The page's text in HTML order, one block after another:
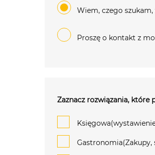
Wiem, czego
Proszę o kontakt z
Zaznacz rozwiązania,
Gastronomia(Zakupy,